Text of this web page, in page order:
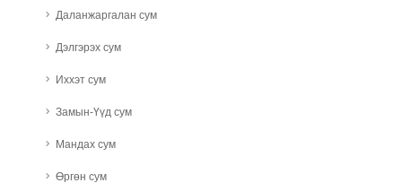
Даланжаргалан сум
Дэлгэрэх сум
Иххэт сум
Замын-Үүд сум
Мандах сум
Өргөн сум